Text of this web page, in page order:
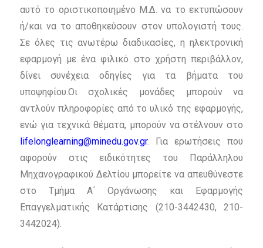
αυτό το οριστικοποιημένο Μ.Δ. να το εκτυπώσουν
ή/και να το αποθηκεύσουν στον υπολογιστή τους.
Σε όλες τις ανωτέρω διαδικασίες, η ηλεκτρονική
εφαρμογή με ένα φιλικό στο χρήστη περιβάλλον,
δίνει συνέχεια οδηγίες για τα βήματα του
υποψηφίου.Οι σχολικές μονάδες μπορούν να
αντλούν πληροφορίες από το υλικό της εφαρμογής,
ενώ για τεχνικά θέματα, μπορούν να στέλνουν στο
lifelonglearning@minedu.gov.gr. Για ερωτήσεις που
αφορούν στις ειδικότητες του Παράλληλου
Μηχανογραφικού Δελτίου μπορείτε να απευθύνεστε
στο Τμήμα Α΄ Οργάνωσης και Εφαρμογής
Επαγγελματικής Κατάρτισης (210-3442430, 210-
3442024).